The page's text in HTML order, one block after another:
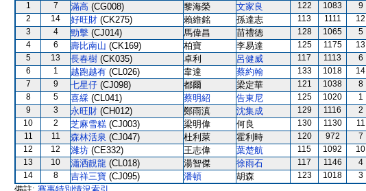
1 7 滿高 (CG008) 黎海榮 文家良 122 1083 9
2
14 好旺財 (CK275) 賴維銘 孫達志 113 1111 12
3
4 勁擊 (CJ014) 馬偉昌 苗禮德 128 1065 5
4
6 壽比南山 (CK169) 柏寶 李易達 125 1175 13
5
13 長春樹 (CK035) 卓利 呂健威 117 1113 6
6
1 越跑越有 (CL026) 韋達 蔡約翰 133 1018 14
7
9 七星仔 (CJ098) 都爾 梁定華 121 1038 8
8
5 喜綵 (CL041) 蔡明紹 告東尼 125 1020 1
9
3 永旺財 (CH012) 鄭雨滇 沈集成 129 1116 2
10
2 芝麻雪糕 (CJ003) 梁明偉 何良 130 1130 11
11
11 森林活泉 (CJ047) 杜利萊 霍利時 120 972 7
12
12 濰坊 (CE332) 王志偉 葉楚航 115 1092 10
13
10 瀟洒靚龍 (CL018) 湯智傑 徐雨石 117 1146 4
14
8 吉祥三寶 (CJ095) 潘頓 胡森 123 1018 3